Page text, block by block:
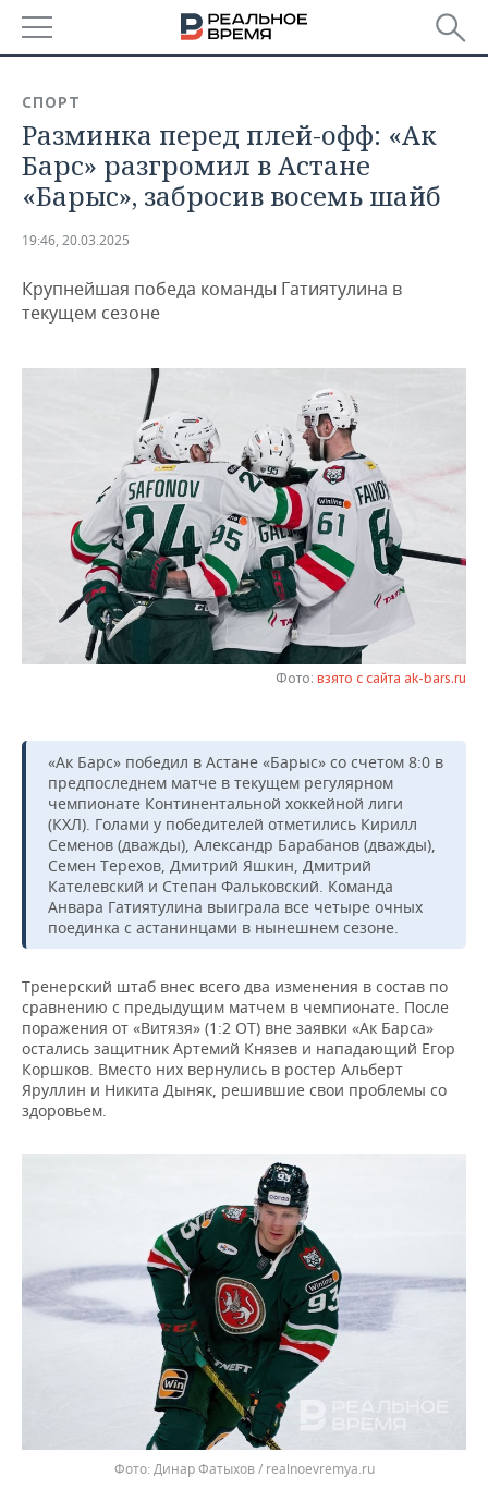
БАШКОРТОСТАН
ТАТАРСТАН
НОВОСТИ
АНАЛИТИКА
ДЕКЛАРАЦИИ О ДОХОДАХ
КОРОЛИ ГОСЗАКАЗА ПФО
ВУЗЫ ТАТАРСТАНА
КОМУ ПРИНАДЛЕЖАТ
ТОРГОВЫЕ ЦЕНТРЫ
ТАТАРСТАНА
НОВОСТИ ЭКОНОМИКИ
ФИНАНСЫ
ИНВЕСТИЦИИ
ПРОМЫШЛЕННОСТЬ
НОВОСТИ
МАШИНОСТРОЕНИЕ
НЕФТЕХИМИЯ
НЕФТЬ
ЭНЕРГЕТИКА
НЕДВИЖИМОСТЬ
НОВОСТИ НЕДВИЖИМОСТИ
НОВОСТИ АВТО
НОВОСТИ БИЗНЕСА
РОЗНИЧНАЯ ТОРГОВЛЯ
ТРАНСПОРТ
УСЛУГИ
ТЕХНОЛОГИИ
НОВОСТИ ТЕХНОЛОГИЙ
МЕДИА
МЕРОПРИЯТИЯ
НОВОСТИ МЕРОПРИЯТИЙ
ВЫЕЗДНАЯ РЕДАКЦИЯ
ОТКРЫТАЯ ЛЕКЦИЯ
НОВОСТИ СПОРТА
БАСКЕТБОЛ
ВОЛЕЙБОЛ
КИБЕРСПОРТ
ФИГУРНОЕ КАТАНИЕ
ВОДНЫЕ ВИДЫ СПОРТА
ХОККЕЙ С МЯЧОМ
ОБЩЕСТВО
ИНФРАСТРУКТУРА
ИСТОРИЯ
КУЛЬТУРА
МЕДИЦИНА
ОБРАЗОВАНИЕ
ПРОИСШЕСТВИЯ
СПРАВОЧНИК
СПИСОК ПЕРСОН
СПИСОК КОМПАНИЙ
ПОЛНАЯ ВЕРСИЯ
СПОРТ
Разминка перед плей-офф: «Ак
Барс» разгромил в Астане
«Барыс», забросив восемь шайб
19:46, 20.03.2025
Крупнейшая победа команды Гатиятулина в
текущем сезоне
Фото: взято с сайта ak-bars.ru
«Ак Барс» победил в Астане «Барыс» со счетом 8:0 в
предпоследнем матче в текущем регулярном
чемпионате Континентальной хоккейной лиги
(КХЛ). Голами у победителей отметились Кирилл
Семенов (дважды), Александр Барабанов (дважды),
Семен Терехов, Дмитрий Яшкин, Дмитрий
Кателевский и Степан Фальковский. Команда
Анвара Гатиятулина выиграла все четыре очных
поединка с астанинцами в нынешнем сезоне.
Тренерский штаб внес всего два изменения в состав по
сравнению с предыдущим матчем в чемпионате. После
поражения от «Витязя» (1:2 ОТ) вне заявки «Ак Барса»
остались защитник Артемий Князев и нападающий Егор
Коршков. Вместо них вернулись в ростер Альберт
Яруллин и Никита Дыняк, решившие свои проблемы со
здоровьем.
Динар Фатыхов / realnoevremya.ru